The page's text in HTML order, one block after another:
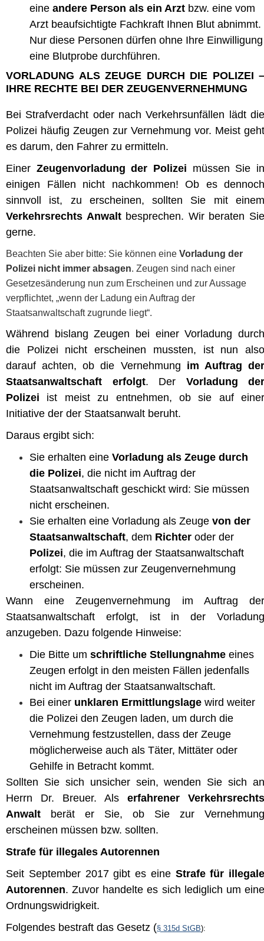
eine andere Person als ein Arzt bzw. eine vom
Arzt beaufsichtigte Fachkraft Ihnen Blut abnimmt.
Nur diese Personen dürfen ohne Ihre Einwilligung
eine Blutprobe durchführen.
VORLADUNG ALS ZEUGE DURCH DIE POLIZEI –
IHRE RECHTE BEI DER ZEUGENVERNEHMUNG
Bei Strafverdacht oder nach Verkehrsunfällen lädt die
Polizei häufig Zeugen zur Vernehmung vor. Meist geht
es darum, den Fahrer zu ermitteln.
Einer Zeugenvorladung der Polizei müssen Sie
einigen Fällen nicht nachkommen! Ob es dennoch
sinnvoll ist, zu erscheinen, sollten Sie mit einem
Verkehrsrechts Anwaltbesprechen. Wir beraten
gerne.
Beachten Sie aber bitte: Sie können eine Vorladung der
Polizei nicht immer absagen. Zeugen sind nach einer
Gesetzesänderung nun zum Erscheinen und zur Aussage
verpflichtet, „wenn der Ladung ein Auftrag der
Staatsanwaltschaft zugrunde liegt“.
Während bislang Zeugen bei einer Vorladung durch
die Polizei nicht erscheinen mussten, ist nun also
darauf achten, ob die Vernehmung im Auftrag
Staatsanwaltschaft erfolgt. Der Vorladung der
Polizei ist meist zu entnehmen, ob sie auf einer
Initiative der der Staatsanwalt beruht.
Daraus ergibt sich:
Sie erhalten eine Vorladung als Zeuge durch
die Polizei, die nicht im Auftrag der
Staatsanwaltschaft geschickt wird: Sie müssen
nicht erscheinen.
Sie erhalten eine Vorladung als Zeuge von der
Staatsanwaltschaft, dem Richter oder der
Polizei, die im Auftrag der Staatsanwaltschaft
erfolgt: Sie müssen zur Zeugenvernehmung
erscheinen.
Wann eine Zeugenvernehmung im Auftrag der
Staatsanwaltschaft erfolgt, ist in der Vorladung
anzugeben. Dazu folgende Hinweise:
Die Bitte um schriftliche Stellungnahme eines
Zeugen erfolgt in den meisten Fällen jedenfalls
nicht im Auftrag der Staatsanwaltschaft.
Bei einer unklaren Ermittlungslage wird weiter
die Polizei den Zeugen laden, um durch die
Vernehmung festzustellen, dass der Zeuge
möglicherweise auch als Täter, Mittäter oder
Gehilfe in Betracht kommt.
Sollten Sie sich unsicher sein, wenden Sie sich an
Herrn Dr. Breuer. Als erfahrener Verkehrsrechts
Anwalt berät er Sie, ob Sie zur Vernehmung
erscheinen müssen bzw. sollten.
Strafe für illegales Autorennen
Seit September 2017 gibt es eine Strafe für illegale
Autorennen. Zuvor handelte es sich lediglich um eine
Ordnungswidrigkeit.
Folgendes bestraft das Gesetz (§ 315d StGB):